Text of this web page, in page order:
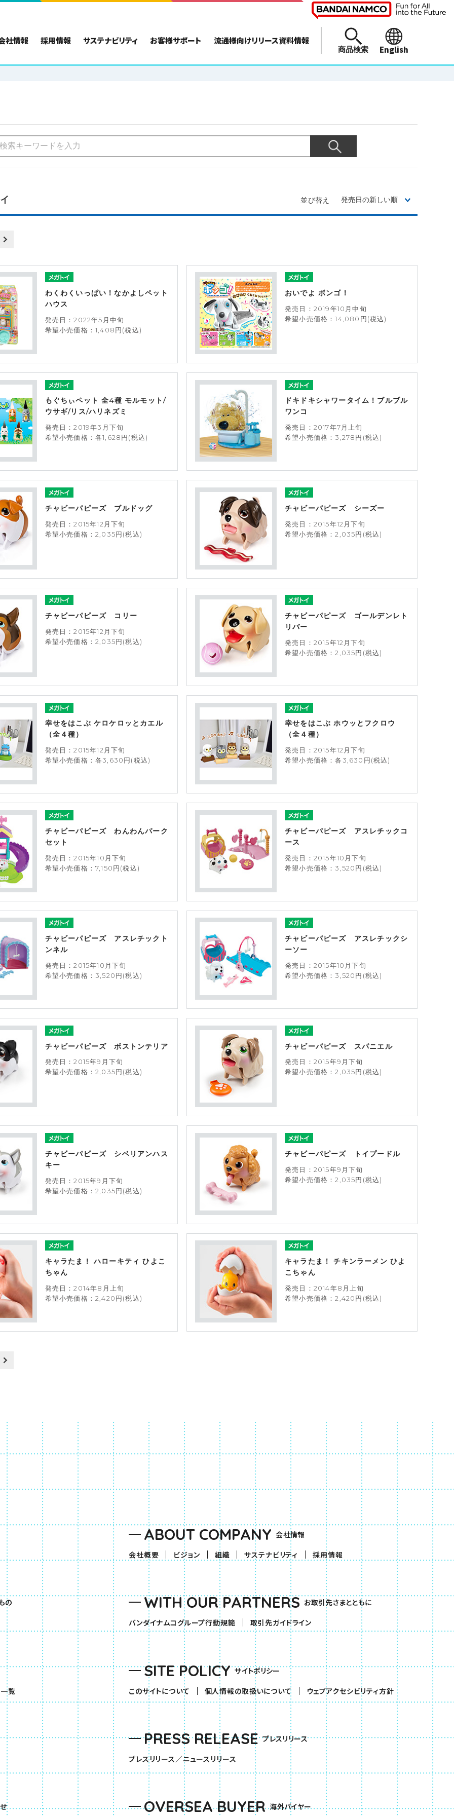
社情報 採用情報 サステナビリティ お客様サポート 流通様向けリリース資料情報
商品検索 English
並び替え
わくわくいっぱい！なかよしペット
ハウス
発売日：2022年5月中旬
希望小売価格：1,408円(税込)
おいでよ ボンゴ！
発売日：2019年10月中旬
希望小売価格：14,080円(税込)
もぐちぃペット 全4種 モルモット/
ウサギ/リス/ハリネズミ
発売日：2019年3月下旬
希望小売価格：各1,628円(税込)
ドキドキシャワータイム！ブルブル
ワンコ
発売日：2017年7月上旬
希望小売価格：3,278円(税込)
チャビーパピーズ ブルドッグ
発売日：2015年12月下旬
希望小売価格：2,035円(税込)
チャビーパピーズ シーズー
発売日：2015年12月下旬
希望小売価格：2,035円(税込)
チャビーパピーズ コリー
発売日：2015年12月下旬
希望小売価格：2,035円(税込)
チャビーパピーズ ゴールデンレト
リバー
発売日：2015年12月下旬
希望小売価格：2,035円(税込)
幸せをはこぶ ケロケロッとカエル
（全４種）
発売日：2015年12月下旬
希望小売価格：各3,630円(税込)
幸せをはこぶ ホウッとフクロウ
（全４種）
発売日：2015年12月下旬
希望小売価格：各3,630円(税込)
チャビーパピーズ わんわんパーク
セット
発売日：2015年10月下旬
希望小売価格：7,150円(税込)
チャビーパピーズ アスレチックコ
ース
発売日：2015年10月下旬
希望小売価格：3,520円(税込)
チャビーパピーズ アスレチックト
ンネル
発売日：2015年10月下旬
希望小売価格：3,520円(税込)
チャビーパピーズ アスレチックシ
ーソー
発売日：2015年10月下旬
希望小売価格：3,520円(税込)
チャビーパピーズ ボストンテリア
発売日：2015年9月下旬
希望小売価格：2,035円(税込)
チャビーパピーズ スパニエル
発売日：2015年9月下旬
希望小売価格：2,035円(税込)
チャビーパピーズ シベリアンハス
キー
発売日：2015年9月下旬
希望小売価格：2,035円(税込)
チャビーパピーズ トイプードル
発売日：2015年9月下旬
希望小売価格：2,035円(税込)
キャラたま！ ハローキティ ひよこ
ちゃん
発売日：2014年8月上旬
希望小売価格：2,420円(税込)
キャラたま！ チキンラーメン ひよ
こちゃん
発売日：2014年8月上旬
希望小売価格：2,420円(税込)
の
覧（別ウィンドウで開きます）
）
ABOUT COMPANY 会社情報
会社概要
ビジョン 組織 サステナビリティ 採用情報
WITH OUR PARTNERS お取引先さまとともに
バンダイナムコグループ行動規範
取引先ガイドライン
SITE POLICY サイトポリシー
このサイトについて
個人情報の取扱いについて ウェブアクセシビリティ方針
PRESS RELEASE プレスリリース
プレスリリース／ニュースリリース
OVERSEA BUYER 海外バイヤー